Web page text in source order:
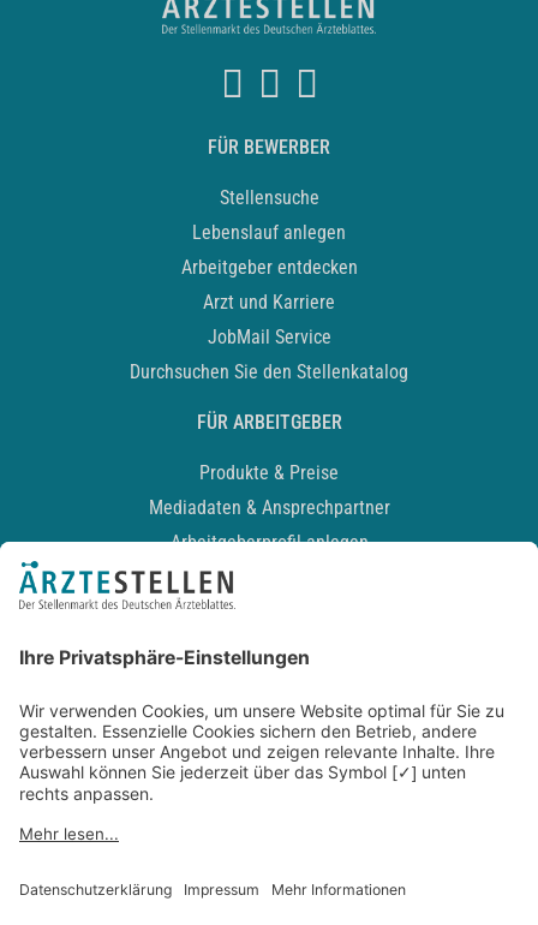
FÜR BEWERBER
Stellensuche
Lebenslauf anlegen
Arbeitgeber entdecken
Arzt und Karriere
JobMail Service
Durchsuchen Sie den Stellenkatalog
FÜR ARBEITGEBER
Produkte & Preise
Mediadaten & Ansprechpartner
Arbeitgeberprofil anlegen
Recruiting-Podcast
Kontakt
Datenschutz
Newsletter